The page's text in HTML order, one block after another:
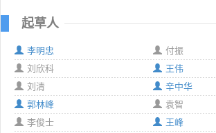
起草人
李明忠
付振
刘欣科
王伟
刘清
辛中华
郭林峰
袁智
李俊士
王峰